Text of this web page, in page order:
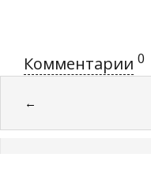
Комментарии 0
←